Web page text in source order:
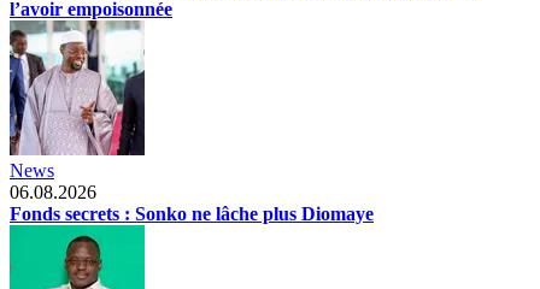
l’avoir empoisonnée
News
06.08.2026
Fonds secrets : Sonko ne lâche plus Diomaye